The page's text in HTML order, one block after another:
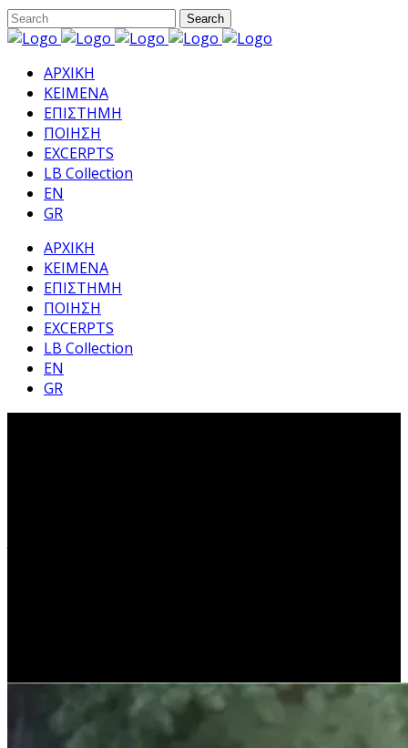
ΑΡΧΙΚΗ
ΚΕΙΜΕΝΑ
ΕΠΙΣΤΗΜΗ
ΠΟΙΗΣΗ
EXCERPTS
LB Collection
EN
GR
ΑΡΧΙΚΗ
ΚΕΙΜΕΝΑ
ΕΠΙΣΤΗΜΗ
ΠΟΙΗΣΗ
EXCERPTS
LB Collection
EN
GR